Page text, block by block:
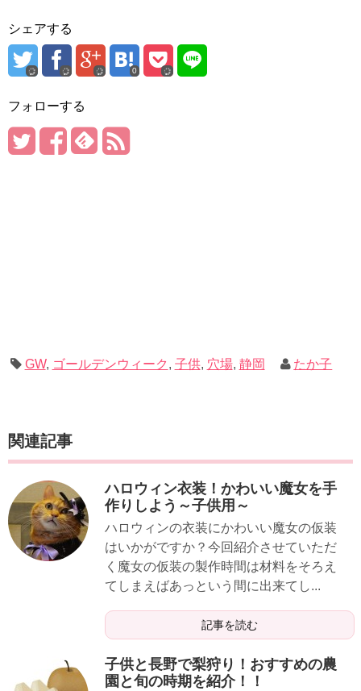
シェアする
0
フォローする
GW, ゴールデンウィーク , 子供, 穴場, 静岡 たか子
関連記事
ハロウィン衣装！かわいい魔女を手
作りしよう～子供用～
ハロウィンの衣装にかわいい魔女の仮装
はいかがですか？今回紹介させていただ
く魔女の仮装の製作時間は材料をそろえ
てしまえばあっという間に出来てし...
記事を読む
子供と長野で梨狩り！おすすめの農
園と旬の時期を紹介！！